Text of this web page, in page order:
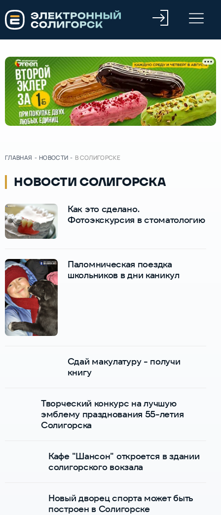
ГЛАВНАЯ - НОВОСТИ - В СОЛИГОРСКЕ
НОВОСТИ СОЛИГОРСКА
Как это сделано.
Фотоэкскурсия в стоматологию
Паломническая поездка
школьников в дни каникул
Сдай макулатуру - получи
книгу
Творческий конкурс на лучшую
эмблему празднования 55-летия
Солигорска
Кафе "Шансон" откроется в здании
солигорского вокзала
Новый дворец спорта может быть
построен в Солигорске